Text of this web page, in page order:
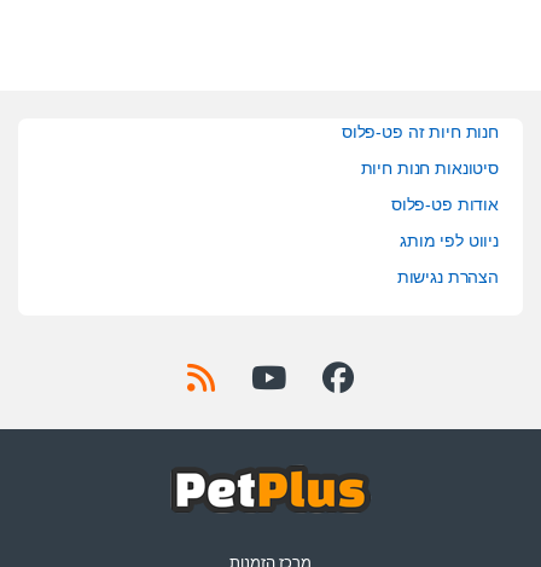
חנות חיות זה פט-פלוס
סיטונאות חנות חיות
אודות פט-פלוס
ניווט לפי מותג
הצהרת נגישות
מרכז הזמנות